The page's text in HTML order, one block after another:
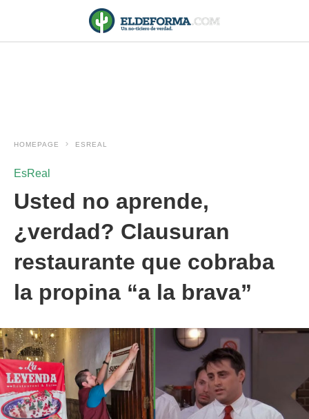
HOMEPAGE ESREAL
EsReal
Usted no aprende,
¿verdad? Clausuran
restaurante que cobraba
la propina “a la brava”